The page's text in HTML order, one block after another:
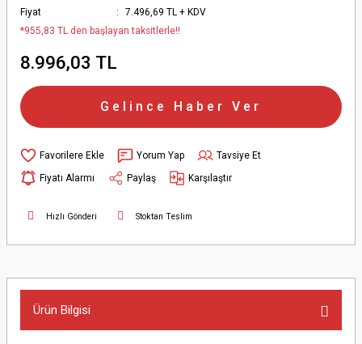
Fiyat
7.496,69 TL + KDV
*955,83 TL den başlayan taksitlerle!!
8.996,03 TL
Gelince Haber Ver
Yorum Yap
Tavsiye Et
Fiyatı Alarmı
Paylaş Karşılaştır
Hızlı Gönderi Stoktan Teslim
Ürün Bilgisi